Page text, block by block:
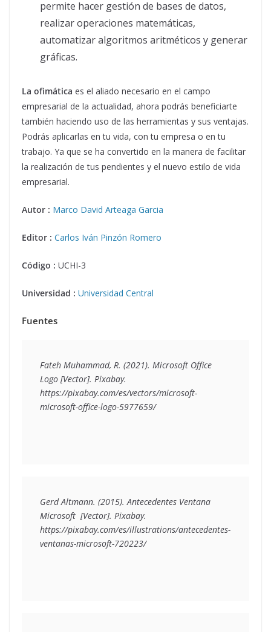
permite hacer gestión de bases de datos,
realizar operaciones matemáticas,
automatizar algoritmos aritméticos y generar
gráficas.
La ofimática es el aliado necesario en el campo
empresarial de la actualidad, ahora podrás beneficiarte
también haciendo uso de las herramientas y sus ventajas.
Podrás aplicarlas en tu vida, con tu empresa o en tu
trabajo. Ya que se ha convertido en la manera de facilitar
la realización de tus pendientes y el nuevo estilo de vida
empresarial.
Autor : Marco David Arteaga Garcia
Editor : Carlos Iván Pinzón Romero
Código : UCHI-3
Universidad : Universidad Central
Fuentes
Fateh Muhammad, R. (2021). Microsoft Office
Logo [Vector]. Pixabay.
https://pixabay.com/es/vectors/microsoft-
microsoft-office-logo-5977659/
Gerd Altmann. (2015). Antecedentes Ventana
Microsoft  [Vector]. Pixabay.
https://pixabay.com/es/illustrations/antecedentes-
ventanas-microsoft-720223/